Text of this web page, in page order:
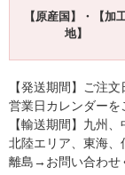
【原産国】・【加
地】
【発送期間】ご注
営業日カレンダーを
【輸送期間】九州
北陸エリア、東海
離島→お問い合わせ